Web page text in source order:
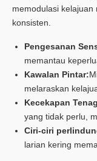
memodulasi
konsisten.
Pengesanan
memantau
Kawalan Pintar:
melaraskan
Kecekapan
yang tidak perlu,
Ciri-ciri
larian kering